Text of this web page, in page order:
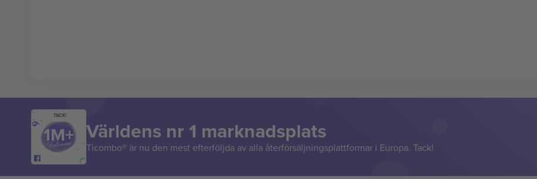
TACK!
Världens nr 1 marknadsplats
Ticombo® är nu den mest efterföljda av alla återförsäljningsplattformar i Europa. Tack!